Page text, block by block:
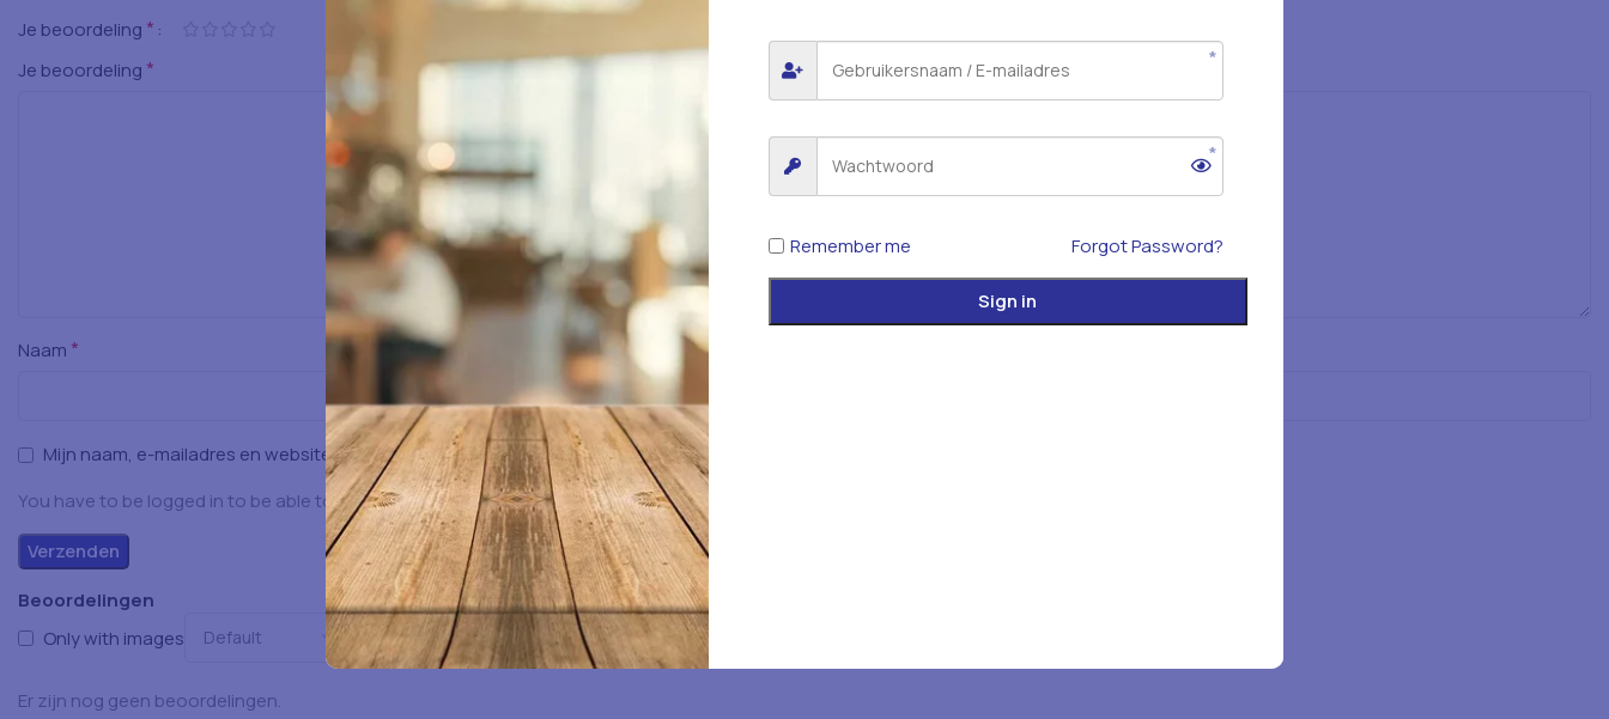
Beoordelingen
Only with images
Er zijn nog geen beoordelingen.
Je beoordeling *
Je beoordeling *
Naam *
Mijn naam, e-mailadres en website opslaan in deze browser voor de volgende keer wanneer ik een reactie plaats.
You have to be logged in to be able to add photos to your review.
Remember me Forgot Password?
Sign in